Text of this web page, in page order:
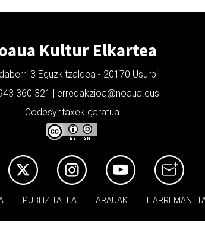
Kultur Elkartea
3 Eguzkitzaldea - 20170 Usurbil
360 321 | erredakzioa@noaua.eus
Codesyntaxek garatua
PUBLIZITATEA ARAUAK